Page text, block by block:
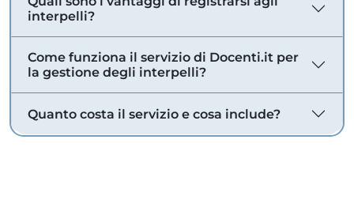
interpelli?
Come funziona il servizio di Docenti.it per
la gestione degli interpelli?
Quanto costa il servizio e cosa include?